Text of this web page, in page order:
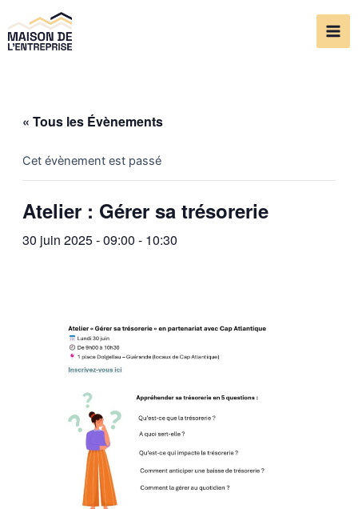
au
contenu
« Tous les Évènements
Cet évènement est passé
Atelier : Gérer sa trésorerie
30 juin 2025 - 09:00 - 10:30